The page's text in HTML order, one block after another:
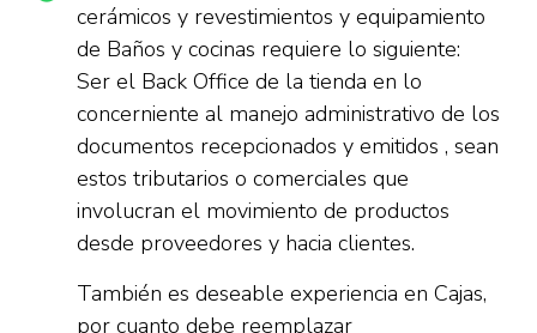
cerámicos y revestimientos y equipamiento
de Baños y cocinas requiere lo siguiente:
Ser el Back Office de la tienda en lo
concerniente al manejo administrativo de los
documentos recepcionados y emitidos , sean
estos tributarios o comerciales que
involucran el movimiento de productos
desde proveedores y hacia clientes.
También es deseable experiencia en Cajas,
por cuanto debe reemplazar